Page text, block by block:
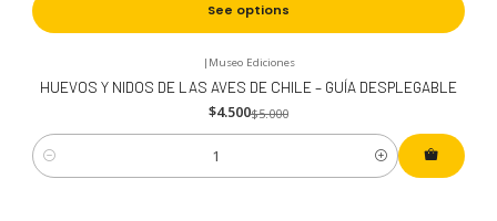
See options
-10%OFF
| Museo Ediciones
HUEVOS Y NIDOS DE LAS AVES DE CHILE – GUÍA DESPLEGABLE
$4.500$5.000
Cantidad